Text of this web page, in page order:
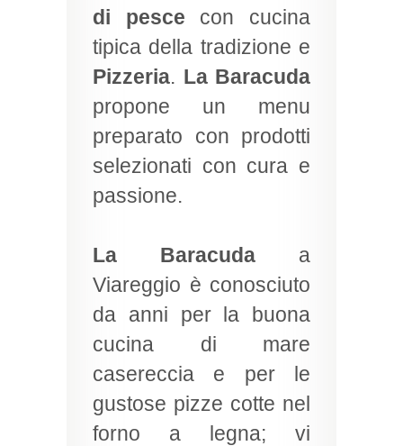
di pesce con cucina
tipica della tradizione e
Pizzeria. La Baracuda
propone un menu
preparato con prodotti
selezionati con cura e
passione.
La Baracuda a
Viareggio è conosciuto
da anni per la buona
cucina di mare
casereccia e per le
gustose pizze cotte nel
forno a legna; vi